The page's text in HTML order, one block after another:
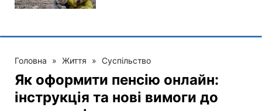
Головна » Життя » Суспільство
Як оформити пенсію онлайн:
інструкція та нові вимоги до